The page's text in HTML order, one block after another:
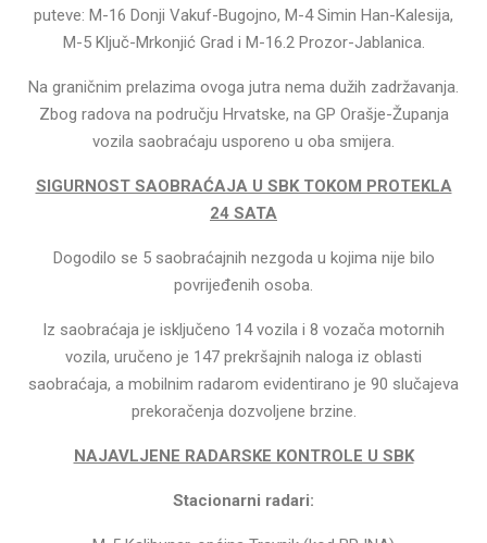
puteve: M-16 Donji Vakuf-Bugojno, M-4 Simin Han-Kalesija,
M-5 Ključ-Mrkonjić Grad i M-16.2 Prozor-Jablanica.
Na graničnim prelazima ovoga jutra nema dužih zadržavanja.
Zbog radova na području Hrvatske, na GP Orašje-Županja
vozila saobraćaju usporeno u oba smijera.
SIGURNOST SAOBRAĆAJA U SBK TOKOM PROTEKLA
24 SATA
Dogodilo se 5 saobraćajnih nezgoda u kojima nije bilo
povrijeđenih osoba.
Iz saobraćaja je isključeno 14 vozila i 8 vozača motornih
vozila, uručeno je 147 prekršajnih naloga iz oblasti
saobraćaja, a mobilnim radarom evidentirano je 90 slučajeva
prekoračenja dozvoljene brzine.
NAJAVLJENE RADARSKE KONTROLE U SBK
Stacionarni radari: